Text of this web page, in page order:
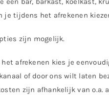
girls
allowed
je tijdens het afrekenen
zijn mogelijk.
afrekenen kies je
of door ons wilt laten
zijn afhankelijk van